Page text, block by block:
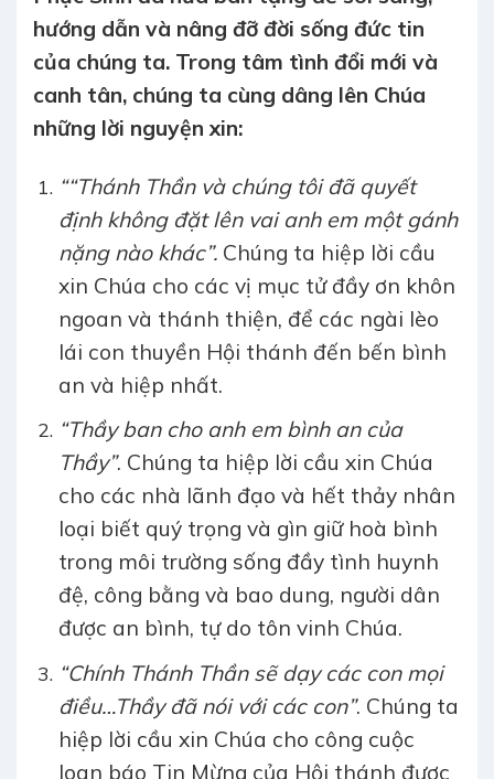
hướng dẫn và nâng đỡ đời sống đức tin
của chúng ta. Trong tâm tình đổi mới và
canh tân, chúng ta cùng dâng lên Chúa
những lời nguyện xin:
““Thánh Thần và chúng tôi đã quyết
định không đặt lên vai anh em một gánh
nặng nào khác”.Chúng ta hiệp lời cầu
xin Chúa cho các vị mục tử đầy ơn khôn
ngoan và thánh thiện, để các ngài lèo
lái con thuyền Hội thánh đến bến bình
an và hiệp nhất.
“Thầy ban cho anh em bình an của
Thầy”. Chúng ta hiệp lời cầu xin Chúa
cho các nhà lãnh đạo và hết thảy nhân
loại biết quý trọng và gìn giữ hoà bình
trong môi trường sống đầy tình huynh
đệ, công bằng và bao dung, người dân
được an bình, tự do tôn vinh Chúa.
“Chính Thánh Thần sẽ dạy các con mọi
điều…Thầy đã nói với các con”. Chúng ta
hiệp lời cầu xin Chúa cho công cuộc
loan báo Tin Mừng của Hội thánh được